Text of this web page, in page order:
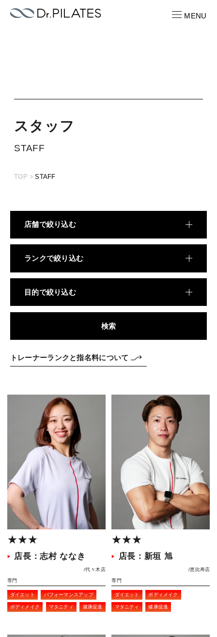
ス タ ッ フ
STAFF
TOP STAFF
店舗で絞り込む
ランクで絞り込む
目的で絞り込む
検索
トレーナーランクと指名料について
★★★
店長：志村 ななき
代々木店
専門
ダイエット パフォーマンスアップ
ボディメイク マタニティ 健康促進
★★★
店長：新垣 旭
恵比寿店
専門
ダイエット ボディメイク
マタニティ 健康促進
PRICE
REVIEW
COLUMN
MENU